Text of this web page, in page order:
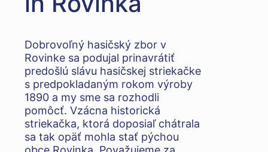
Dobrovoľný hasičský zbor v
Rovinke sa podujal prinavrátiť
predošlú slávu hasičskej striekačke
s predpokladaným rokom výroby
1890 a my sme sa rozhodli
pomôcť. Vzácna historická
striekačka, ktorá doposiaľ chátrala
sa tak opäť mohla stať pýchou